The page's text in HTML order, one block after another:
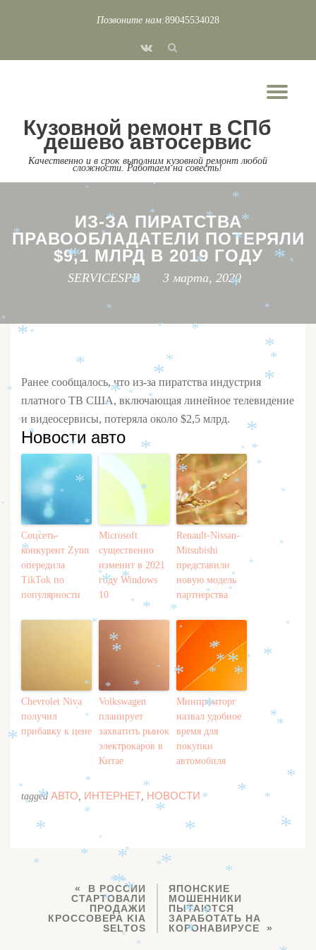
Позвоните нам:89045534028
fa-
Кузовной ремонт в СПб
дешево автосервис
Качественно и в срок выполним кузовной ремонт любой
сложности. Работаем на совесть!
ИЗ-ЗА ПИРАТСТВА
ПРАВООБЛАДАТЕЛИ ПОТЕРЯЛИ
$9,1 МЛРД В 2019 ГОДУ
SERVICESPB 3 марта, 2020
Ранее сообщалось, что из-за пиратства индустрия
платного ТВ США, включающая линейное телевидение
и видеосервисы, потеряла около $2,5 млрд.
Новости авто
Соцсеть-
конкурент Zynn
опередила
TikTok по
популярности
Microsoft
существенно
изменит в 2021
году Windows
10
Renault-Nissan-
Mitsubishi
представили
новую модель
партнерства
Chevrolet Niva
получил
прибавку к цене
Volkswagen
планирует
захватить рынок
электрокаров в
Китае
Минпромторг
назвал удобное
время для
покупки
автомобиля
tagged АВТО, ИНТЕРНЕТ, НОВОСТИ
В РОССИИ
СТАРТОВАЛИ
ПРОДАЖИ
КРОССОВЕРА KIA
SELTOS
ЯПОНСКИЕ
МОШЕННИКИ
ПЫТАЮТСЯ
ЗАРАБОТАТЬ НА
КОРОНАВИРУСЕ
*
*
* *
*
*
*
*
*
*
*
*
*
*
*
*
*
*
*
*
*
*
*
*
*
*
*
*
*
*
*
*
*
*
*
*
*
*
*
*
*
*
*
*
*
*
*
*
*
*
*
*
*
*
*
*
*
*
*
*
*
*
*
*
*
*
*
*
*
*
*
*
*
*
*
*
*
*
*
*
*
*
*
*
*
*
*
*
*
*
*
*
*
*
*
*
*
*
*
*
*
*
*
*
*
*
*
*
*
*
*
*
*
*
*
*
*
*
*
*
*
*
*
*
*
*
*
*
*
*
*
*
*
*
*
*